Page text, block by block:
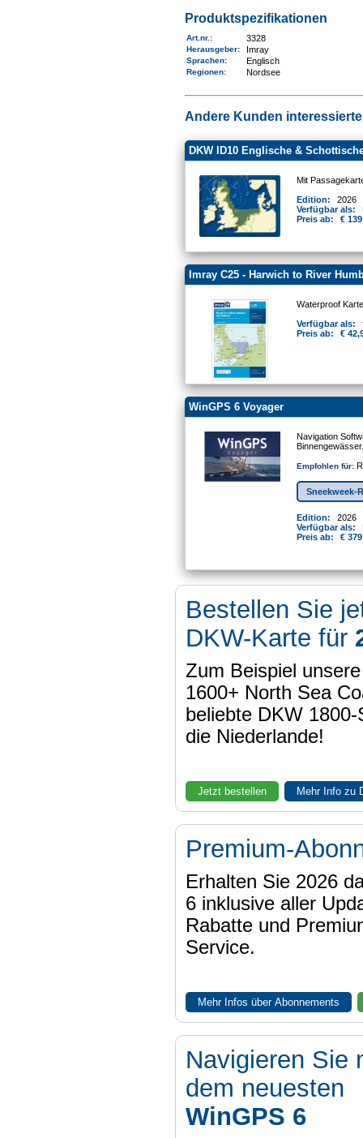
Produktspezifikationen
Art.nr. : 3328
Herausgeber: Imray
Sprachen: Englisch
Regionen: Nordsee
Andere Kunden
DKW ID10 Englische &
Mit
Edition:
2026
Verfügbar als:
Preis ab:
€
Imray C25 - Harwich to River
Waterproof
Verfügbar als:
Preis ab:
€
WinGPS 6 Voyager
Navigation
Binnengewässer.
Empfohlen für:
Sneekweek-
Edition:
2026
Verfügbar als:
Preis ab:
€
Bestellen Sie
DKW-Karte für
Zum Beispiel
1600+ North Sea
beliebte DKW
die Niederlande!
Jetzt bestellen Mehr Info zu
Premium-
Erhalten Sie 2026
6 inklusive aller
Rabatte und
Service.
Mehr Infos über Abonnements
Navigieren Sie
dem neuesten
WinGPS 6